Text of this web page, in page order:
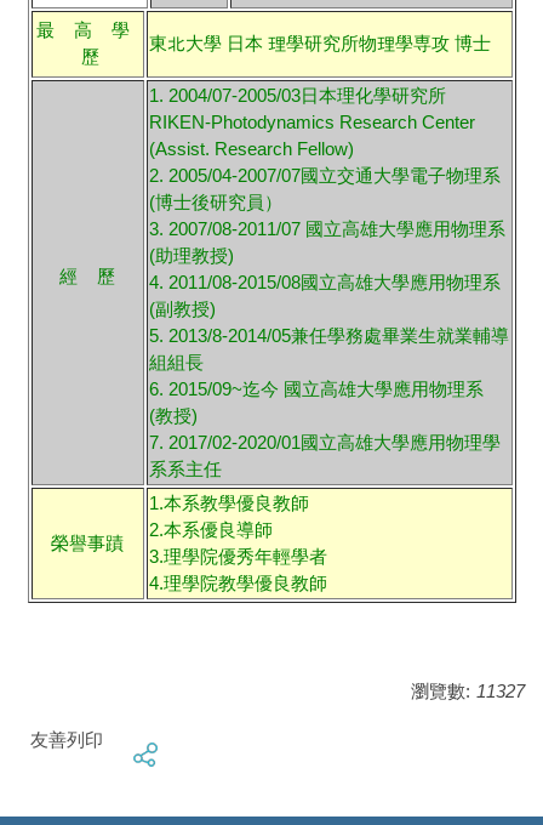
最 高 學
歷
東北大學 日本 理學研究所物理學専攻 博士
經 歷
1. 2004/07-2005/03日本理化學研究所
RIKEN-Photodynamics Research Center
(Assist. Research Fellow)
2. 2005/04-2007/07國立交通大學電子物理系
(博士後研究員）
3. 2007/08-2011/07 國立高雄大學應用物理系
(助理教授)
4. 2011/08-2015/08國立高雄大學應用物理系
(副教授)
5. 2013/8-2014/05兼任學務處畢業生就業輔導
組組長
6. 2015/09~迄今 國立高雄大學應用物理系
(教授)
7. 2017/02-2020/01國立高雄大學應用物理學
系系主任
榮譽事蹟
1.本系教學優良教師
2.本系優良導師
3.理學院優秀年輕學者
4.理學院教學優良教師
瀏覽數: 11327
友善列印